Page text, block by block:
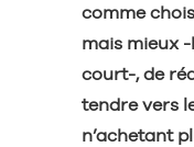
comme
mais mieux
court-, de
tendre vers
n’achetant